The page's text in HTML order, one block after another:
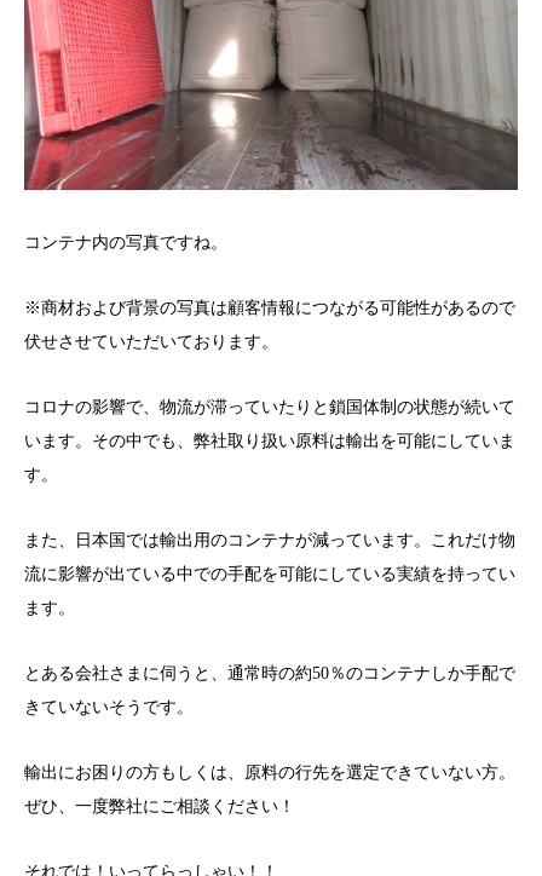
コンテナ内の写真ですね。
※商材および背景の写真は顧客情報につながる可能性があるので
伏せさせていただいております。
コロナの影響で、物流が滞っていたりと鎖国体制の状態が続いて
います。その中でも、弊社取り扱い原料は輸出を可能にしていま
す。
また、日本国では輸出用のコンテナが減っています。これだけ物
流に影響が出ている中での手配を可能にしている実績を持ってい
ます。
とある会社さまに伺うと、通常時の約50％のコンテナしか手配で
きていないそうです。
輸出にお困りの方もしくは、原料の行先を選定できていない方。
ぜひ、一度弊社にご相談ください！
それでは！いってらっしゃい！！